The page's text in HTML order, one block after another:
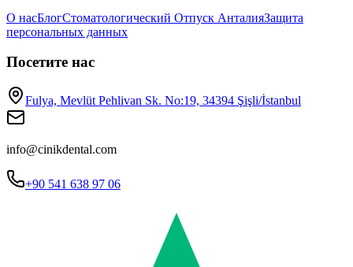
О насБлогСтоматологический Отпуск АнталияЗащита
персональных данных
Посетите нас
Fulya, Mevlüt Pehlivan Sk. No:19, 34394 Şişli/İstanbul
info@cinikdental.com
+90 541 638 97 06